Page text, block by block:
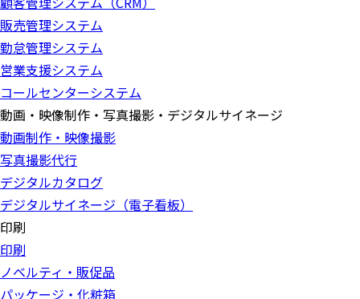
販売管理システム
勤怠管理システム
営業支援システム
コールセンターシステム
動画・映像制作・写真撮影・デジタルサイネージ
動画制作・映像撮影
写真撮影代行
デジタルカタログ
デジタルサイネージ（電子看板）
印刷
印刷
ノベルティ・販促品
パッケージ・化粧箱